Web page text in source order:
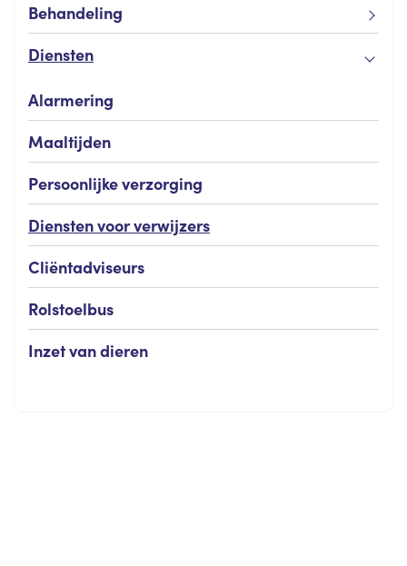
Behandeling
Diensten
Alarmering
Maaltijden
Persoonlijke verzorging
Diensten voor verwijzers
Cliëntadviseurs
Rolstoelbus
Inzet van dieren